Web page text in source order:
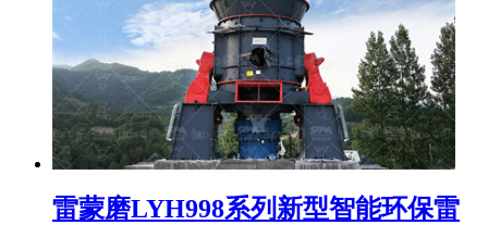
雷蒙磨LYH998系列新型智能环保雷